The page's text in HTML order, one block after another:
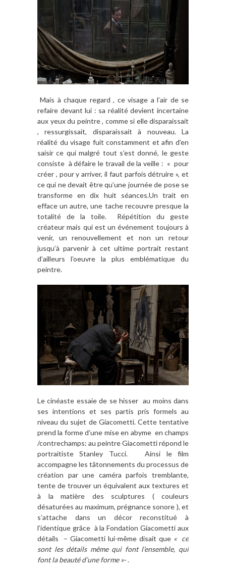
Mais à chaque regard , ce visage a l’air de se
refaire devant lui : sa réalité devient incertaine
aux yeux du peintre , comme si elle disparaissait
, ressurgissait, disparaissait à nouveau. La
réalité du visage fuit constamment et afin d’en
saisir ce qui malgré tout s’est donné, le geste
consiste à défaire le travail de la veille : « pour
créer , pour y arriver, il faut parfois détruire », et
ce qui ne devait être qu’une journée de pose se
transforme en dix huit séances.Un trait en
efface un autre, une tache recouvre presque la
totalité de la toile. Répétition du geste
créateur mais qui est un événement toujours à
venir, un renouvellement et non un retour
jusqu’à parvenir à cet ultime portrait restant
d’ailleurs l’oeuvre la plus emblématique du
peintre.
Le cinéaste essaie de se hisser au moins dans
ses intentions et ses partis pris formels au
niveau du sujet de Giacometti. Cette tentative
prend la forme d’une mise en abyme en champs
/contrechamps: au peintre Giacometti répond le
portraitiste Stanley Tucci. Ainsi le film
accompagne les tâtonnements du processus de
création par une caméra parfois tremblante,
tente de trouver un équivalent aux textures et
à la matière des sculptures ( couleurs
désaturées au maximum, prégnance sonore ), et
s’attache dans un décor reconstitué à
l’identique grâce à la Fondation Giacometti aux
détails – Giacometti lui-même disait que « ce
sont les détails même qui font l’ensemble, qui
font la beauté d’une forme »-.